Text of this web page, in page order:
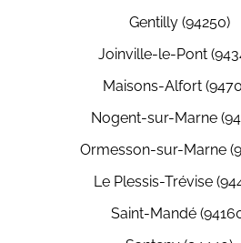
Gentilly (94250)
Joinville-le-Pont
Maisons-Alfort
Nogent-sur-Marne
Ormesson-sur-Marne
Le Plessis-Trévise
Saint-Mandé